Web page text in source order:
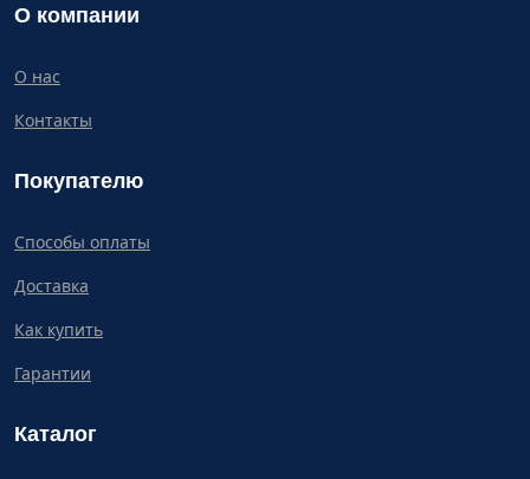
О компании
О нас
Контакты
Покупателю
Способы оплаты
Доставка
Как купить
Гарантии
Каталог